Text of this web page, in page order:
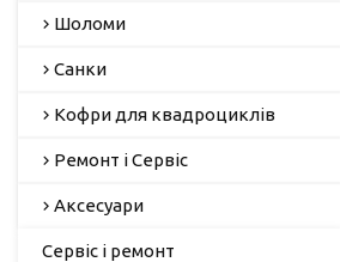
Шоломи
Санки
Кофри для квадроциклів
Ремонт і Сервіс
Аксесуари
Сервіс і ремонт